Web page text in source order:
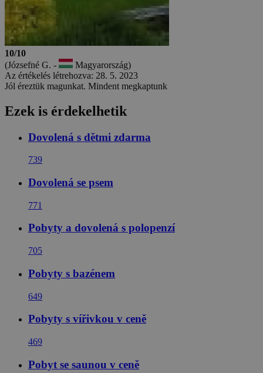
10/10
(Józsefné G. -
Magyarország)
Az értékelés létrehozva: 28. 5. 2023
Jól éreztük magunkat. Mindent megkaptunk
Ezek is érdekelhetik
Dovolená s dětmi zdarma
739
Dovolená se psem
771
Pobyty a dovolená s polopenzí
705
Pobyty s bazénem
649
Pobyty s vířivkou v ceně
469
Pobyt se saunou v ceně